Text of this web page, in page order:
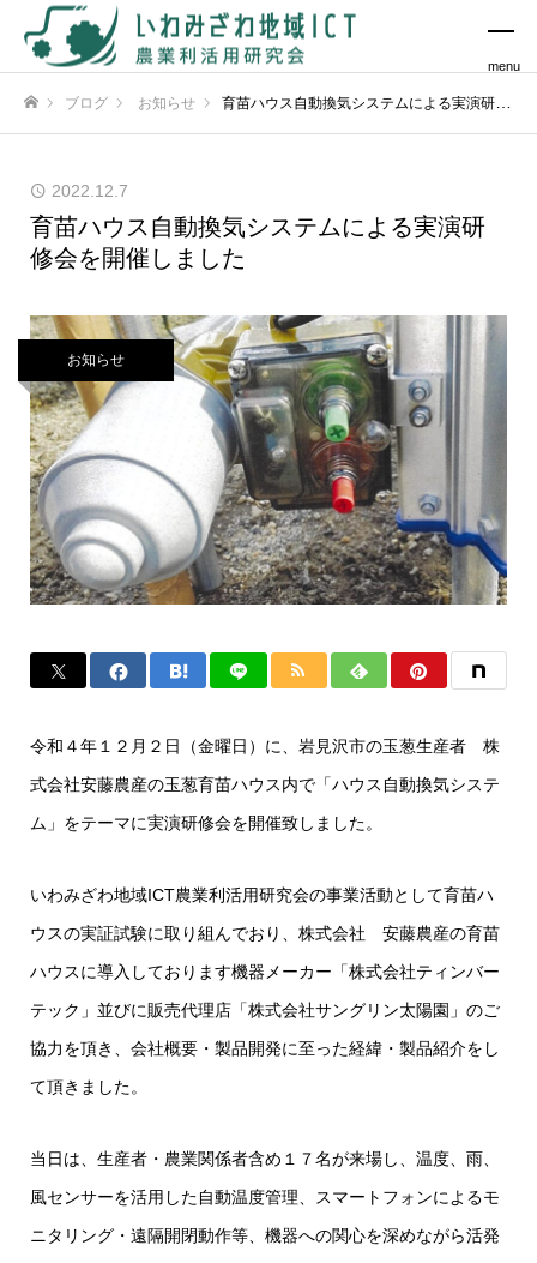
menu
ブログ お知らせ 育苗ハウス自動換気システムによる実演研修会を開催しました
2022.12.7
育苗ハウス自動換気システムによる実演研
修会を開催しました
お知らせ
令和４年１２月２日（金曜日）に、岩見沢市の玉葱生産者 株
式会社安藤農産の玉葱育苗ハウス内で「ハウス自動換気システ
ム」をテーマに実演研修会を開催致しました。
いわみざわ地域ICT農業利活用研究会の事業活動として育苗ハ
ウスの実証試験に取り組んでおり、株式会社 安藤農産の育苗
ハウスに導入しております機器メーカー「株式会社ティンバー
テック」並びに販売代理店「株式会社サングリン太陽園」のご
協力を頂き、会社概要・製品開発に至った経緯・製品紹介をし
て頂きました。
当日は、生産者・農業関係者含め１７名が来場し、温度、雨、
風センサーを活用した自動温度管理、スマートフォンによるモ
ニタリング・遠隔開閉動作等、機器への関心を深めながら活発